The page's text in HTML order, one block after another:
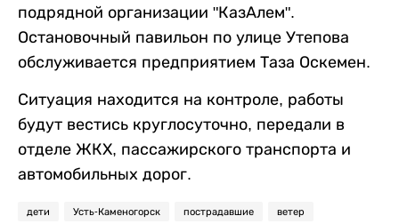
подрядной организации "КазАлем".
Остановочный павильон по улице Утепова
обслуживается предприятием Таза Оскемен.
Ситуация находится на контроле, работы
будут вестись круглосуточно, передали в
отделе ЖКХ, пассажирского транспорта и
автомобильных дорог.
дети Усть-Каменогорск пострадавшие ветер